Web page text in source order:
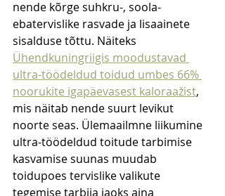
nende kõrge suhkru-, soola-
ebatervislike rasvade ja lisaainete
sisalduse tõttu. Näiteks
Ühendkuningriigis moodustavad
ultra-töödeldud toidud umbes 66%
noorukite igapäevasest kaloraažist,
mis näitab nende suurt levikut
noorte seas. Ülemaailmne liikumine
ultra-töödeldud toitude tarbimise
kasvamise suunas muudab
toidupoes tervislike valikute
tegemise tarbija jaoks aina